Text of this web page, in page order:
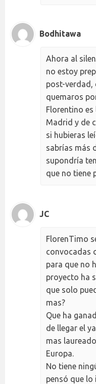
Bodhitawa
Ahora al
no estoy
post-verdad,
quemaros
Florentino
Madrid y de
si hubieras
sabrías más
supondría
que no tiene
JC
FlorenTimo
convocadas
para que no
proyecto ha
que solo
mas?
Que ha
de llegar el
mas
Europa.
No tiene
pensó que lo